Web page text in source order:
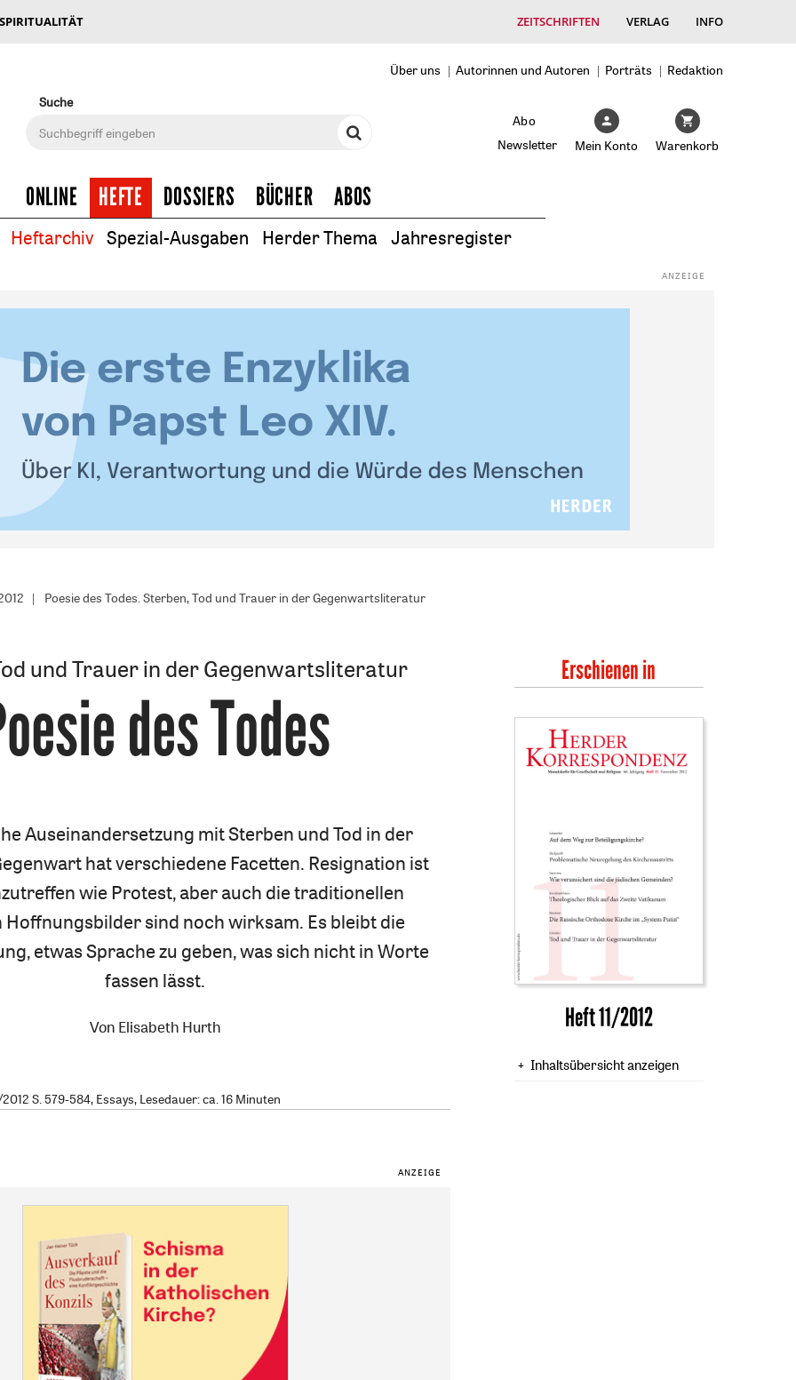
ZEITSCHRIFTEN VERLAG INFO
Über uns Autorinnen und Autoren Porträts
Redaktion
Suche
Abo
Newsletter
Mein Konto Warenkorb
ONLINE HEFTE DOSSIERS BÜCHER ABOS
Heftarchiv Spezial-Ausgaben Herder Thema Jahresregister
Poesie des Todes. Sterben, Tod und Trauer in der Gegenwartsliteratur
und Trauer in der Gegenwartsliteratur
:
des Todes
Auseinandersetzung mit Sterben und Tod in der
hat verschiedene Facetten. Resignation ist
wie Protest, aber auch die traditionellen
sind noch wirksam. Es bleibt die
etwas Sprache zu geben, was sich nicht in Worte
fassen lässt.
Von Elisabeth Hurth
S. 579-584, Essays, Lesedauer: ca. 16 Minuten
Erschienen in
Heft 11/2012
Inhaltsübersicht anzeigen